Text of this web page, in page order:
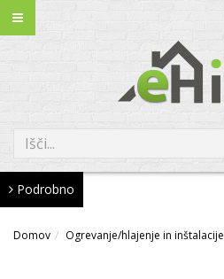
Podrobno
Domov Ogrevanje/hlajenje in inštalacije